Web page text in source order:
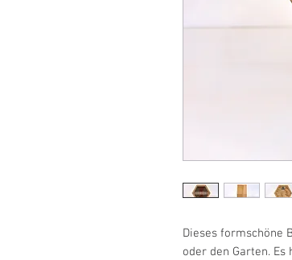
Dieses formschöne
oder den Garten.